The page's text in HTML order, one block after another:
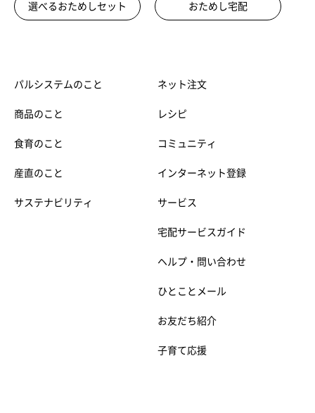
選べるおためしセット おためし宅配
パルシステムのこと
商品のこと
食育のこと
産直のこと
サステナビリティ
ネット注文
レシピ
コミュニティ
インターネット登録
サービス
宅配サービスガイド
ヘルプ・問い合わせ
ひとことメール
お友だち紹介
子育て応援